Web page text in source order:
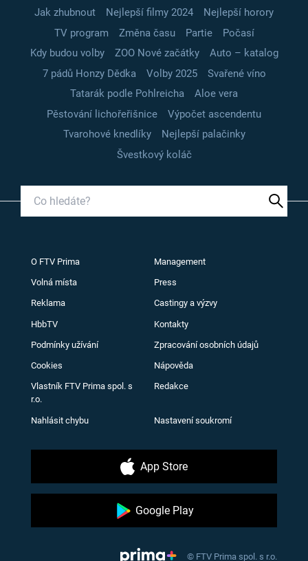
Jak zhubnout Nejlepší filmy 2024
Nejlepší horory
TV program
Změna času Partie
Počasí
Kdy budou volby
ZOO Nové začátky
Auto – katalog
7 pádů Honzy Dědka
Volby 2025
Svařené víno
Tatarák podle Pohlreicha
Aloe vera
Pěstování lichořeřišnice
Výpočet ascendentu
Tvarohové knedlíky
Nejlepší palačinky
Švestkový koláč
O FTV Prima Management
Volná místa Press
Reklama Castingy a výzvy
HbbTV Kontakty
Podmínky užívání Zpracování osobních údajů
Cookies Nápověda
Vlastník FTV Prima spol. s
r.o.
Redakce
Nahlásit chybu Nastavení soukromí
App Store
Google Play
© FTV Prima spol. s r.o.